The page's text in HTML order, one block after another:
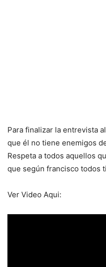
Para finalizar la entrevista
que él no tiene enemigos
Respeta a todos aquellos
que según francisco todos
Ver Video Aqui: